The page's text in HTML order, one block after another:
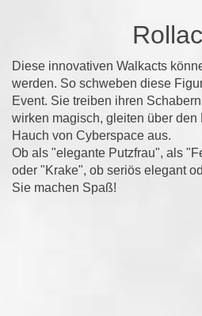
Diese innovativen Walkacts
werden. So schweben diese
Event. Sie treiben ihren
wirken magisch, gleiten über den
Hauch von Cyberspace aus.
Ob als "elegante Putzfrau", als
oder "Krake", ob seriös elegant
Sie machen Spaß!